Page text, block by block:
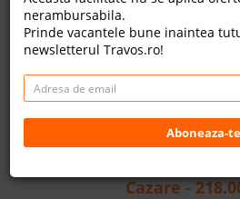
8.6 7.6
975
evaluari
947
Un review , nota Travos: 9.3
5 Simeon Molerov Str., 2770
Cazare -
CHARTER AVION
CAZARE + AUTOCAR
CONTACT
nerambursabila.
Prinde vacantele bune inaintea
newsletterul Travos.ro!
Aboneaza-te